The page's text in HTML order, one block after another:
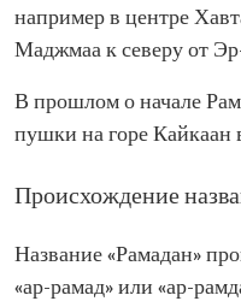
например в центре
Маджмаа к северу от
В прошлом о начале
пушки на горе Кайкаан
Происхождение
Название «Рамадан»
«ар-рамад» или «ар-